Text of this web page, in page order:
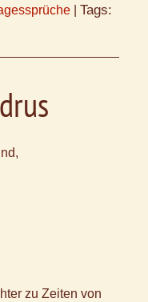
Tags:
zu Zeiten von